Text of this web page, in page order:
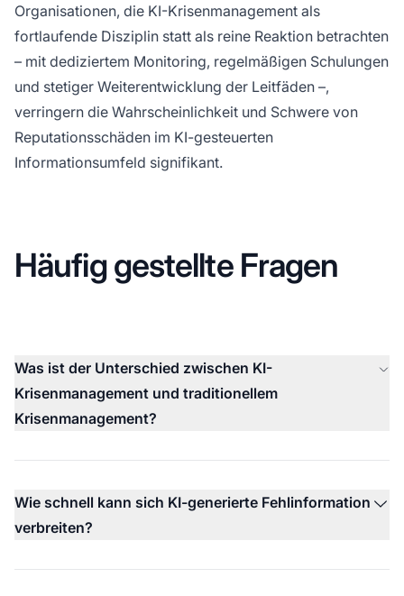
Organisationen, die KI-Krisenmanagement als
fortlaufende Disziplin statt als reine Reaktion betrachten
– mit dediziertem Monitoring, regelmäßigen Schulungen
und stetiger Weiterentwicklung der Leitfäden –,
verringern die Wahrscheinlichkeit und Schwere von
Reputationsschäden im KI-gesteuerten
Informationsumfeld signifikant.
Häufig gestellte Fragen
Was ist der Unterschied zwischen KI-
Krisenmanagement und traditionellem
Krisenmanagement?
Wie schnell kann sich KI-generierte Fehlinformation
verbreiten?